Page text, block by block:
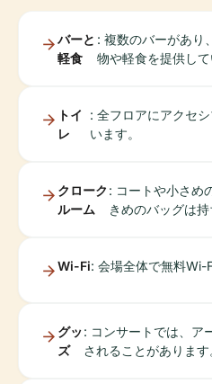
バーと
軽食
: 複数のバーがあり
物や軽食を提供して
トイ
レ
: 全フロアにアクセ
います。
クローク
ルーム
: コートや小さめ
きめのバッグは持
Wi-Fi: 会場全体で無料Wi-
グッ
ズ
: コンサートでは、ア
されることがあります